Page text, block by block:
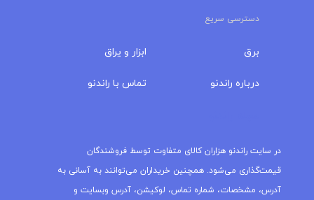
دسترسی سریع
برق
درباره‌ راندنو
ابزار و یراق
تماس با راندنو
در سایت راندنو هزاران کالای متفاوت توسط فروشندگان
قیمت‌گذاری می‌شود. همچنین خریداران می‌توانند به آسانی به
آدرس، مشخصات، شماره تماس، لوکیشن، آدرس وبسایت و